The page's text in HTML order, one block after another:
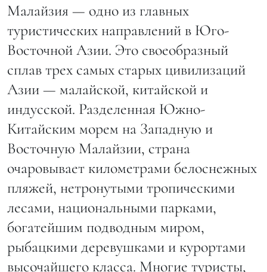
Малайзия — одно из главных
туристических направлений в Юго-
Восточной Азии. Это своеобразный
сплав трех самых старых цивилизаций
Азии — малайской, китайской и
индусской. Разделенная Южно-
Китайским морем на Западную и
Восточную Малайзии, страна
очаровывает километрами белоснежных
пляжей, нетронутыми тропическими
лесами, национальными парками,
богатейшим подводным миром,
рыбацкими деревушками и курортами
высочайшего класса. Многие туристы,